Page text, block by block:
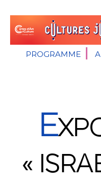
PROGRAMME
E
«